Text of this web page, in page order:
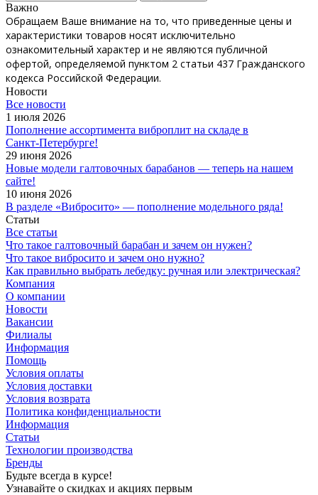
Важно
Обращаем Ваше внимание на то, что приведенные цены и
характеристики товаров носят исключительно
ознакомительный характер и не являются публичной
офертой, определяемой пунктом 2 статьи 437 Гражданского
кодекса Российской Федерации.
Новости
Все новости
1 июля 2026
Пополнение ассортимента виброплит на складе в
Санкт‑Петербурге!
29 июня 2026
Новые модели галтовочных барабанов — теперь на нашем
сайте!
10 июня 2026
В разделе «Вибросито» — пополнение модельного ряда!
Статьи
Все статьи
Что такое галтовочный барабан и зачем он нужен?
Что такое вибросито и зачем оно нужно?
Как правильно выбрать лебедку: ручная или электрическая?
Компания
О компании
Новости
Вакансии
Филиалы
Информация
Помощь
Условия оплаты
Условия доставки
Условия возврата
Политика конфиденциальности
Информация
Статьи
Технологии производства
Бренды
Будьте всегда в курсе!
Узнавайте о скидках и акциях первым